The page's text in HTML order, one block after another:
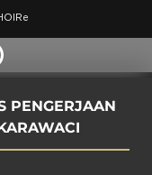
PENGERJAAN